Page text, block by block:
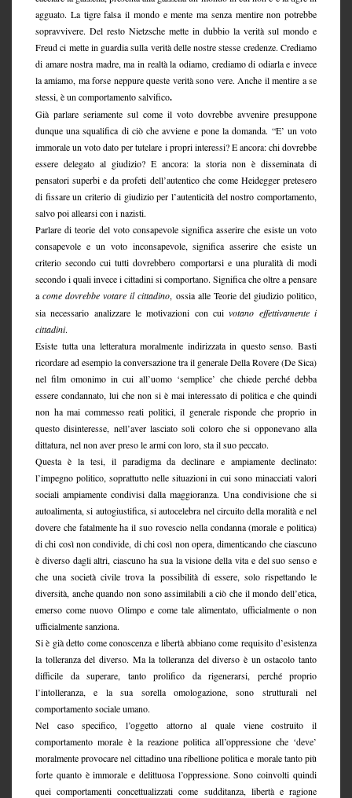
agguato. La tigre falsa il mondo e mente ma senza mentire non potrebbe
sopravvivere. Del resto Nietzsche mette in dubbio la verità sul mondo e
Freud ci mette in guardia sulla verità delle nostre stesse credenze. Crediamo
di amare nostra madre, ma in realtà la odiamo, crediamo di odiarla e invece
la amiamo, ma forse neppure queste verità sono vere. Anche il mentire a se
stessi, è un comportamento salvifico.
Già parlare seriamente sul come il voto dovrebbe avvenire presuppone
dunque una squalifica di ciò che avviene e pone la domanda. “E’ un voto
immorale un voto dato per tutelare i propri interessi? E ancora: chi dovrebbe
essere delegato al giudizio? E ancora: la storia non è disseminata di
pensatori superbi e da profeti dell’autentico che come Heidegger pretesero
di fissare un criterio di giudizio per l’autenticità del nostro comportamento,
salvo poi allearsi con i nazisti.
Parlare di teorie del voto consapevole significa asserire che esiste un voto
consapevole e un voto inconsapevole, significa asserire che esiste un
criterio secondo cui tutti dovrebbero comportarsi e una pluralità di modi
secondo i quali invece i cittadini si comportano. Significa che oltre a pensare
acome dovrebbe votare il cittadino, ossia alle Teorie del giudizio politico,
sia necessario analizzare le motivazioni con cuivotano effettivamente i
cittadini.
Esiste tutta una letteratura moralmente indirizzata in questo senso. Basti
ricordare ad esempio la conversazione tra il generale Della Rovere (De Sica)
nel film omonimo in cui all’uomo ‘semplice’ che chiede perché debba
essere condannato, lui che non si è mai interessato di politica e che quindi
non ha mai commesso reati politici, il generale risponde che proprio in
questo disinteresse, nell’aver lasciato soli coloro che si opponevano alla
dittatura, nel non aver preso le armi con loro, sta il suo peccato.
Questa è la tesi, il paradigma da declinare e ampiamente declinato:
l’impegno politico, soprattutto nelle situazioni in cui sono minacciati valori
sociali ampiamente condivisi dalla maggioranza. Una condivisione che si
autoalimenta, si autogiustifica, si autocelebra nel circuito della moralità e nel
dovere che fatalmente ha il suo rovescio nella condanna (morale e politica)
di chi così non condivide, di chi così non opera, dimenticando che ciascuno
è diverso dagli altri, ciascuno ha sua la visione della vita e del suo senso e
che una società civile trova la possibilità di essere, solo rispettando le
diversità, anche quando non sono assimilabili a ciò che il mondo dell’etica,
emerso come nuovo Olimpo e come tale alimentato, ufficialmente o non
ufficialmente sanziona.
Si è già detto come conoscenza e libertà abbiano come requisito d’esistenza
la tolleranza del diverso. Ma la tolleranza del diverso è un ostacolo tanto
difficile da superare, tanto prolifico da rigenerarsi, perché proprio
l’intolleranza, e la sua sorella omologazione, sono strutturali nel
comportamento sociale umano.
Nel caso specifico, l’oggetto attorno al quale viene costruito il
comportamento morale è la reazione politica all’oppressione che ‘deve’
moralmente provocare nel cittadino una ribellione politica e morale tanto più
forte quanto è immorale e delittuosa l’oppressione. Sono coinvolti quindi
quei comportamenti concettualizzati come sudditanza, libertà e ragione